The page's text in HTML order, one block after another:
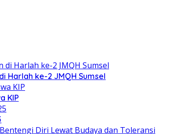
Harlah ke-2 JMQH Sumsel
KIP